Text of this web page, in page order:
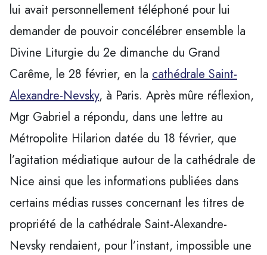
lui avait personnellement téléphoné pour lui
demander de pouvoir concélébrer ensemble la
Divine Liturgie du 2e dimanche du Grand
Carême, le 28 février, en la cathédrale Saint-
Alexandre-Nevsky, à Paris. Après mûre réflexion,
Mgr Gabriel a répondu, dans une lettre au
Métropolite Hilarion datée du 18 février, que
l’agitation médiatique autour de la cathédrale de
Nice ainsi que les informations publiées dans
certains médias russes concernant les titres de
propriété de la cathédrale Saint-Alexandre-
Nevsky rendaient, pour l’instant, impossible une